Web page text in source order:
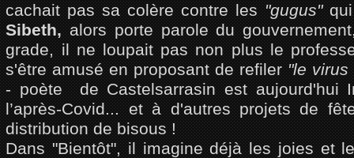
cachait pas sa colère contre les"gugus"
Sibeth,alors porte parole du
grade, il ne loupait pas non plus le
s'être amusé en proposant de refiler"le
- poète de Castelsarrasin est aujourd'hui
l’après-Covid... et à d'autres projets de
distribution de bisous !
Dans "Bientôt", il imagine déjà les joies et